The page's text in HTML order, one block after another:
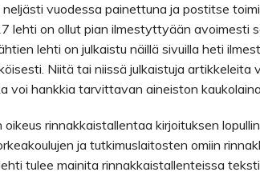
vuodessa painettuna ja postitse
lehti on ollut pian ilmestyttyään avoimesti
lehti on julkaistu näillä sivuilla heti
Niitä tai niissä julkaistuja
voi hankkia tarvittavan aineiston
oikeus rinnakkaistallentaa kirjoituksen
ja tutkimuslaitosten omiin
tulee mainita rinnakkaistallenteissa